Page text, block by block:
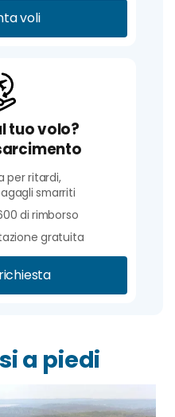
voli
tuo volo?
per ritardi,
smarriti
di rimborso
gratuita
a piedi